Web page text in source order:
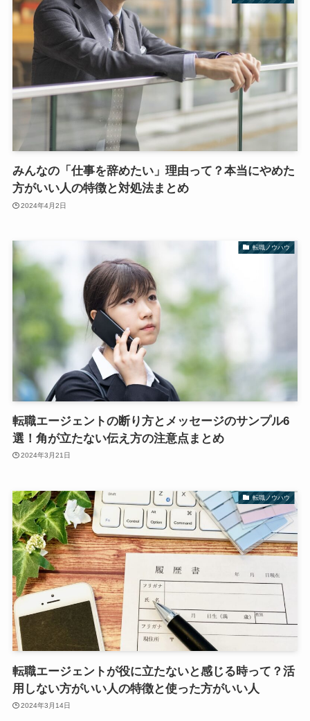
みんなの「仕事を辞めたい」理由って？本当にやめた
方がいい人の特徴と対処法まとめ
2024年4月2日
転職ノウハウ
転職エージェントの断り方とメッセージのサンプル6
選！角が立たない伝え方の注意点まとめ
2024年3月21日
転職ノウハウ
転職エージェントが役に立たないと感じる時って？活
用しない方がいい人の特徴と使った方がいい人
2024年3月14日